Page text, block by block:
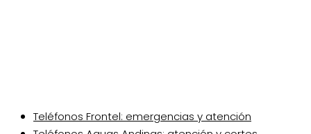
Teléfonos Frontel: emergencias y atención